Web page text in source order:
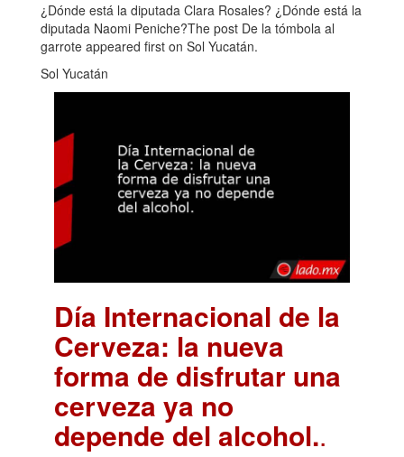
¿Dónde está la diputada Clara Rosales? ¿Dónde está la
diputada Naomi Peniche?The post De la tómbola al
garrote appeared first on Sol Yucatán.
Sol Yucatán
Día Internacional de la
Cerveza: la nueva
forma de disfrutar una
cerveza ya no
depende del alcohol..